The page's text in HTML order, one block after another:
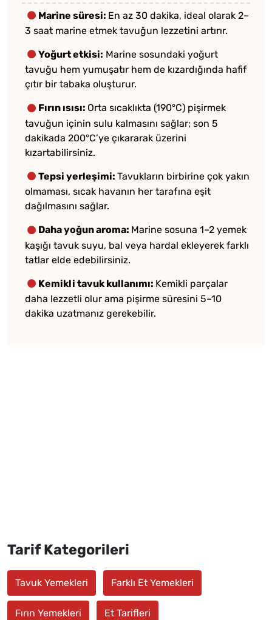
Marine süresi: En az 30 dakika, ideal olarak 2–
3 saat marine etmek tavuğun lezzetini artırır.
Yoğurt etkisi: Marine sosundaki yoğurt
tavuğu hem yumuşatır hem de kızardığında hafif
çıtır bir tabaka oluşturur.
Fırın ısısı: Orta sıcaklıkta (190°C) pişirmek
tavuğun içinin sulu kalmasını sağlar; son 5
dakikada 200°C’ye çıkararak üzerini
kızartabilirsiniz.
Tepsi yerleşimi: Tavukların birbirine çok yakın
olmaması, sıcak havanın her tarafına eşit
dağılmasını sağlar.
Daha yoğun aroma: Marine sosuna 1–2 yemek
kaşığı tavuk suyu, bal veya hardal ekleyerek farklı
tatlar elde edebilirsiniz.
Kemikli tavuk kullanımı: Kemikli parçalar
daha lezzetli olur ama pişirme süresini 5–10
dakika uzatmanız gerekebilir.
Tarif Kategorileri
Tavuk Yemekleri Farklı Et Yemekleri
Fırın Yemekleri Et Tarifleri